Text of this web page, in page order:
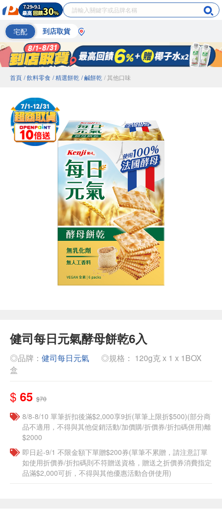
宅配 到店取貨
首頁 / 飲料零食 / 精選餅乾 / 鹹餅乾 / 其他口味
健司每日元氣酵母餅乾6入
◎品牌： 健司每日元氣
◎規格： 120g克 x 1 x 1BOX
盒
$ 65 $70
8/8-8/10 單筆折扣後滿$2,000享9折(單筆上限折$500)(部分商
品不適用，不得與其他促銷活動/加價購/折價券/折扣碼併用)離
$2000
即日起-9/1 不限金額下單贈$200券(單筆不累贈，請注意訂單
如使用折價券/折扣碼則不符贈送資格，贈送之折價券消費指定
品滿$2,000可折，不得與其他優惠活動合併使用)